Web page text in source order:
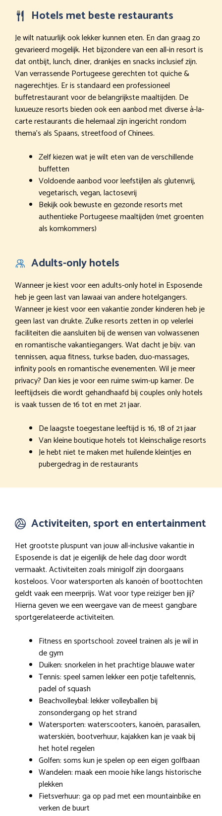
Hotels met beste restaurants
Je wilt natuurlijk ook lekker kunnen eten. En dan graag zo
gevarieerd mogelijk. Het bijzondere van een all-in resort is
dat ontbijt, lunch, diner, drankjes en snacks inclusief zijn.
Van verrassende Portugeese gerechten tot quiche &
nagerechtjes. Er is standaard een professioneel
buffetrestaurant voor de belangrijkste maaltijden. De
luxueuze resorts bieden ook een aanbod met diverse à-la-
carte restaurants die helemaal zijn ingericht rondom
thema’s als Spaans, streetfood of Chinees.
Zelf kiezen wat je wilt eten van de verschillende
buffetten
Voldoende aanbod voor leefstijlen als glutenvrij,
vegetarisch, vegan, lactosevrij
Bekijk ook bewuste en gezonde resorts met
authentieke Portugeese maaltijden (met groenten
als komkommers)
Adults-only hotels
Wanneer je kiest voor een adults-only hotel in Esposende
heb je geen last van lawaai van andere hotelgangers.
Wanneer je kiest voor een vakantie zonder kinderen heb je
geen last van drukte. Zulke resorts zetten in op velerlei
faciliteiten die aansluiten bij de wensen van volwassenen
en romantische vakantiegangers. Wat dacht je bijv. van
tennissen, aqua fitness, turkse baden, duo-massages,
infinity pools en romantische evenementen. Wil je meer
privacy? Dan kies je voor een ruime swim-up kamer. De
leeftijdseis die wordt gehandhaafd bij couples only hotels
is vaak tussen de 16 tot en met 21 jaar.
De laagste toegestane leeftijd is 16, 18 of 21 jaar
Van kleine boutique hotels tot kleinschalige resorts
Je hebt niet te maken met huilende kleintjes en
pubergedrag in de restaurants
Activiteiten, sport en entertainment
Het grootste pluspunt van jouw all-inclusive vakantie in
Esposende is dat je eigenlijk de hele dag door wordt
vermaakt. Activiteiten zoals minigolf zijn doorgaans
kosteloos. Voor watersporten als kanoën of boottochten
geldt vaak een meerprijs. Wat voor type reiziger ben jij?
Hierna geven we een weergave van de meest gangbare
sportgerelateerde activiteiten.
Fitness en sportschool: zoveel trainen als je wil in
de gym
Duiken: snorkelen in het prachtige blauwe water
Tennis: speel samen lekker een potje tafeltennis,
padel of squash
Beachvolleybal: lekker volleyballen bij
zonsondergang op het strand
Watersporten: waterscooters, kanoën, parasailen,
waterskiën, bootverhuur, kajakken kan je vaak bij
het hotel regelen
Golfen: soms kun je spelen op een eigen golfbaan
Wandelen: maak een mooie hike langs historische
plekken
Fietsverhuur: ga op pad met een mountainbike en
verken de buurt